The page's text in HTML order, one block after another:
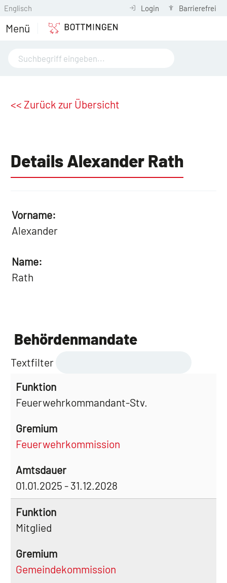
Englisch Login Barrierefrei
Menü
<< Zurück zur Übersicht
Details Alexander Rath
Vorname:
Alexander
Name:
Rath
Behördenmandate
Textfilter
Feuerwehrkommandant-Stv.
Feuerwehrkommission
01.01.2025 - 31.12.2028
Mitglied
Gemeindekommission